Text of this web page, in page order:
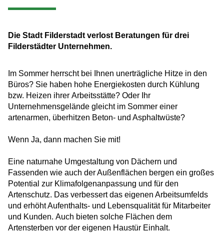
Die Stadt Filderstadt verlost Beratungen für drei
Filderstädter Unternehmen.
Im Sommer herrscht bei Ihnen unerträgliche Hitze in den
Büros? Sie haben hohe Energiekosten durch Kühlung
bzw. Heizen ihrer Arbeitsstätte? Oder Ihr
Unternehmensgelände gleicht im Sommer einer
artenarmen, überhitzen Beton- und Asphaltwüste?
Wenn Ja, dann machen Sie mit!
Eine naturnahe Umgestaltung von Dächern und
Fassenden wie auch der Außenflächen bergen ein großes
Potential zur Klimafolgenanpassung und für den
Artenschutz. Das verbessert das eigenen Arbeitsumfelds
und erhöht Aufenthalts- und Lebensqualität für Mitarbeiter
und Kunden. Auch bieten solche Flächen dem
Artensterben vor der eigenen Haustür Einhalt.